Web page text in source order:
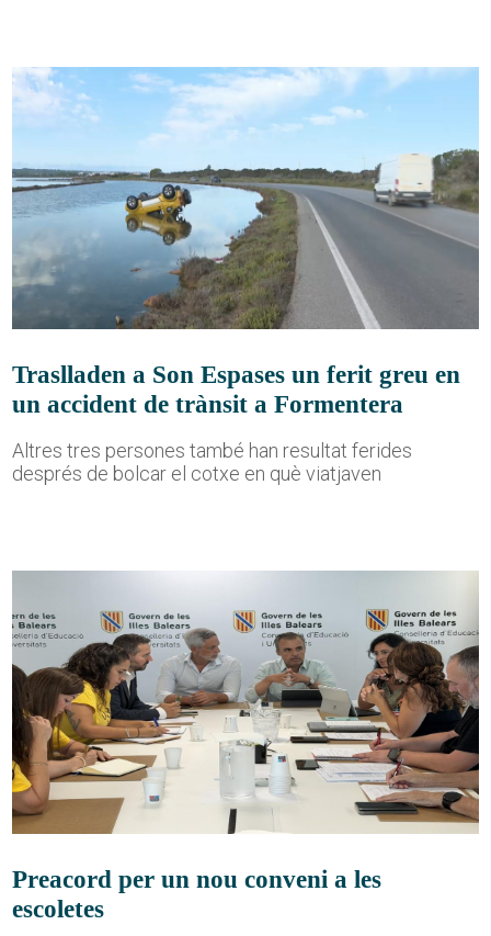
Traslladen a Son Espases un ferit greu en
un accident de trànsit a Formentera
Altres tres persones també han resultat ferides
després de bolcar el cotxe en què viatjaven
Preacord per un nou conveni a les
escoletes